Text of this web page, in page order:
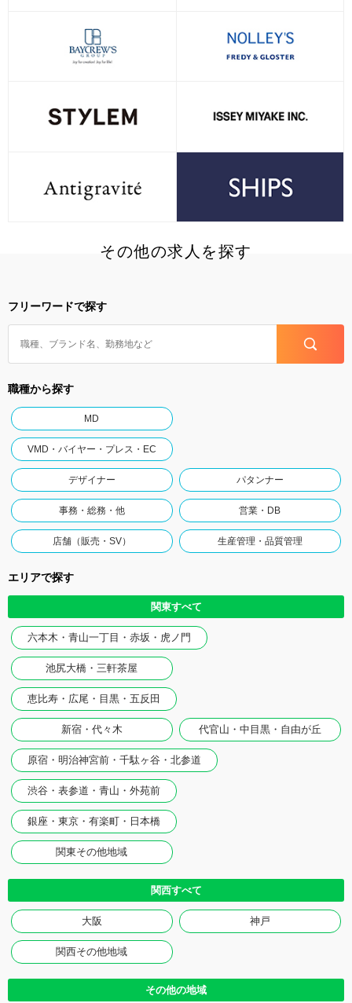
その他の求人を探す
フリーワードで探す
職種から探す
MD
VMD・バイヤー・プレス・EC
デザイナー パタンナー
事務・総務・他 営業・DB
店舗（販売・SV） 生産管理・品質管理
エリアで探す
関東すべて
六本木・青山一丁目・赤坂・虎ノ門
池尻大橋・三軒茶屋
恵比寿・広尾・目黒・五反田
新宿・代々木 代官山・中目黒・自由が丘
原宿・明治神宮前・千駄ヶ谷・北参道
渋谷・表参道・青山・外苑前
銀座・東京・有楽町・日本橋
関東その他地域
関西すべて
大阪 神戸
関西その他地域
その他の地域